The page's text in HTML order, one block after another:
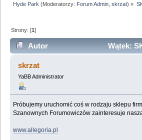
Hyde Park (Moderatorzy: Forum Admin ,skrzat) »
Strony: [1]
Autor
Wątek:
(Przeczytany 20066 razy)
skrzat
YaBB Administrator
Próbujemy uruchomić coś w rodzaju sklepu
Szanownych Forumowiczów zainteresuje
www.allegoria.pl